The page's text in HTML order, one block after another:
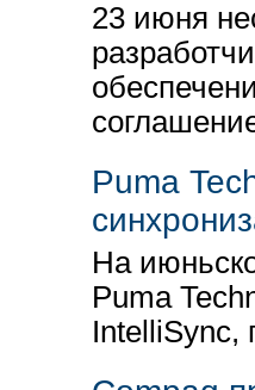
23 июня
Puma
На
Puma
IntelliSync,